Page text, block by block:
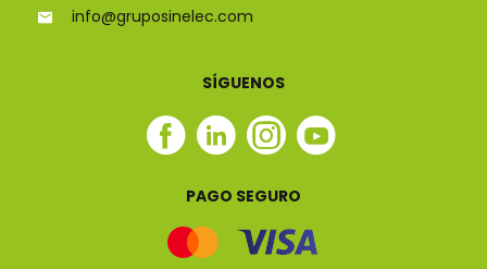
info@gruposinelec.com
SÍGUENOS
Facebook
Linkedin
Instagram
Youtube
PAGO SEGURO